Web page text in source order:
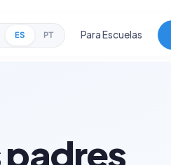
ES PT Para Escuelas
padres